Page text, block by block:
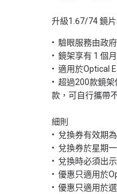
升級1.67/74 鏡
•⁠ ⁠驗眼服務由政
•⁠ ⁠鏡架享有 1 個
•⁠ ⁠適用於Optical
•⁠ ⁠超過200款鏡
款，可自行攜帶
細則
•⁠ ⁠兌換券有效期
•⁠ ⁠兌換券於星期
•⁠ ⁠兌換時必須出
•⁠ ⁠優惠只適用於
•⁠ ⁠優惠只適用於